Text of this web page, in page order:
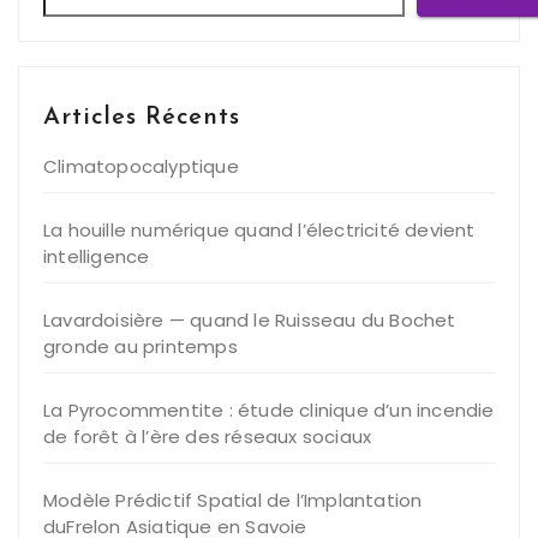
Articles Récents
Climatopocalyptique
La houille numérique quand l’électricité devient
intelligence
Lavardoisière — quand le Ruisseau du Bochet
gronde au printemps
La Pyrocommentite : étude clinique d’un incendie
de forêt à l’ère des réseaux sociaux
Modèle Prédictif Spatial de l’Implantation
duFrelon Asiatique en Savoie